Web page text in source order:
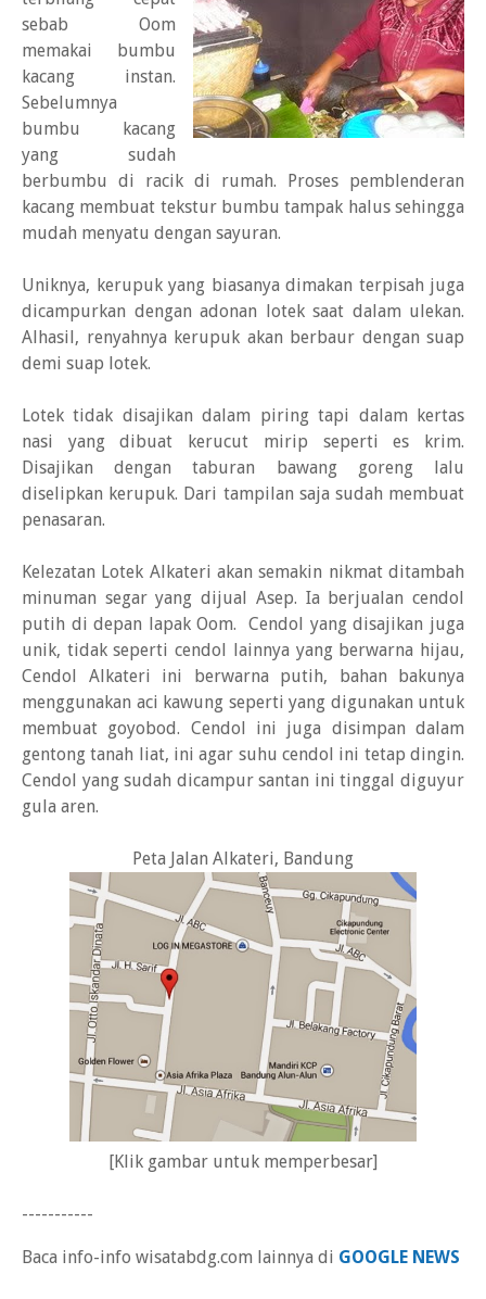
sebab Oom
memakai bumbu
kacang instan.
Sebelumnya
bumbu kacang
yang sudah
berbumbu di racik di rumah. Proses pemblenderan
kacang membuat tekstur bumbu tampak halus sehingga
mudah menyatu dengan sayuran.
Uniknya, kerupuk yang biasanya dimakan terpisah juga
dicampurkan dengan adonan lotek saat dalam ulekan.
Alhasil, renyahnya kerupuk akan berbaur dengan suap
demi suap lotek.
Lotek tidak disajikan dalam piring tapi dalam kertas
nasi yang dibuat kerucut mirip seperti es krim.
Disajikan dengan taburan bawang goreng lalu
diselipkan kerupuk. Dari tampilan saja sudah membuat
penasaran.
Kelezatan Lotek Alkateri akan semakin nikmat ditambah
minuman segar yang dijual Asep. Ia berjualan cendol
putih di depan lapak Oom. Cendol yang disajikan juga
unik, tidak seperti cendol lainnya yang berwarna hijau,
Cendol Alkateri ini berwarna putih, bahan bakunya
menggunakan aci kawung seperti yang digunakan untuk
membuat goyobod. Cendol ini juga disimpan dalam
gentong tanah liat, ini agar suhu cendol ini tetap dingin.
Cendol yang sudah dicampur santan ini tinggal diguyur
gula aren.
Peta Jalan Alkateri, Bandung
[Klik gambar untuk memperbesar]
-----------
Baca info-info wisatabdg.com lainnya di GOOGLE NEWS